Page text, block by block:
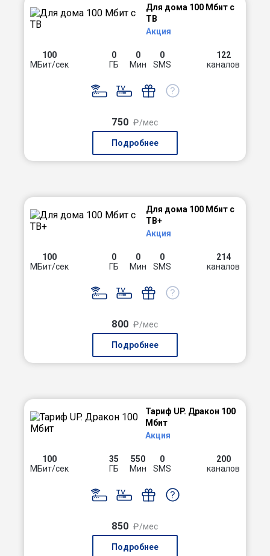
Для дома 100 Мбит с
ТВ
Акция
100
МБит/сек
0
ГБ
0
Мин
0
SMS
122
каналов
750 ₽/мес
Подробнее
Для дома 100 Мбит с
ТВ+
Акция
100
МБит/сек
0
ГБ
0
Мин
0
SMS
214
каналов
800 ₽/мес
Подробнее
Тариф UP. Дракон 100
Мбит
Акция
100
МБит/сек
35
ГБ
550
Мин
0
SMS
200
каналов
850 ₽/мес
Подробнее